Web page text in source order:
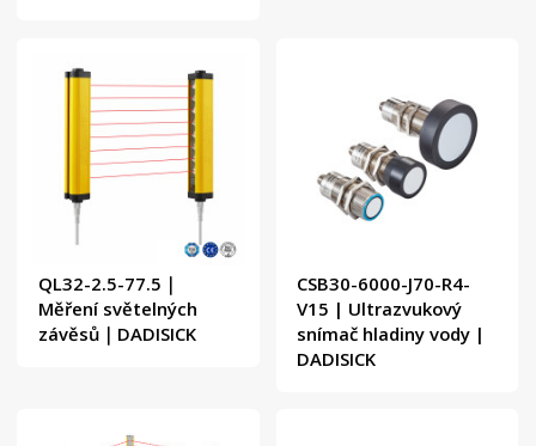
QL32-2.5-77.5｜
Měření světelných
závěsů｜DADISICK
CSB30-6000-J70-R4-
V15 | Ultrazvukový
snímač hladiny vody |
DADISICK